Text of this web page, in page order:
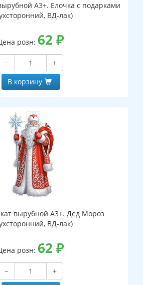
А3+. Елочка с подарками
ВД-лак)
розн: 62 ₽
−
+
В корзину
вырубной А3+. Дед Мороз
ВД-лак)
розн: 62 ₽
−
+